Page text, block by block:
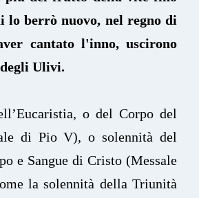
lo berrò nuovo, nel regno di
cantato l'inno, uscirono
Ulivi.
o del Corpo del
di Pio V), o solennità del
e Sangue di Cristo (Messale
la solennità della Triunità